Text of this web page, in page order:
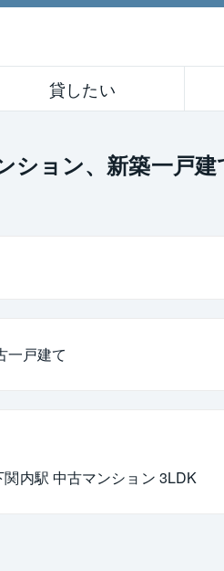
貸したい
ション、新築一戸
一戸建て
関内駅 中古マンション 3LDK